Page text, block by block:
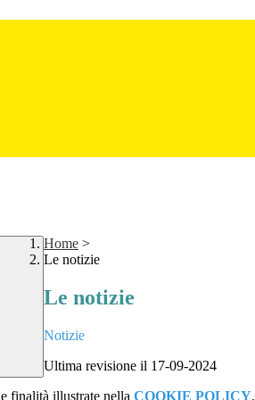
Home >
Le notizie
Le notizie
Notizie
Ultima revisione il 17-09-2024
finalità illustrate nella COOKIE POLICY.